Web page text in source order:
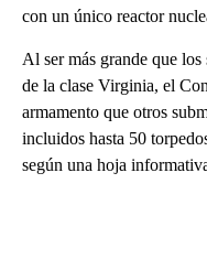
con un único reactor
Al ser más grande que los
de la clase Virginia, el
armamento que otros
incluidos hasta 50
según una hoja